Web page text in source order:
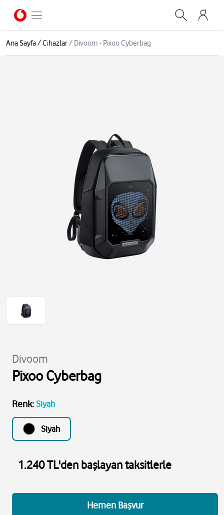
Ana Sayfa/Cihazlar/ Divoom - Pixoo Cyberbag
Divoom
Pixoo Cyberbag
Renk: Siyah
Siyah
1.240 TL'den başlayan taksitlerle
Hemen Başvur